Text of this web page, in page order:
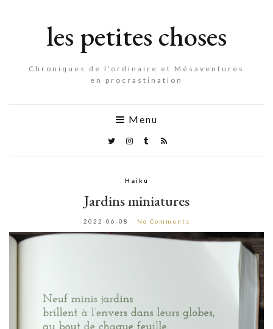
les petites choses
Chroniques de l'ordinaire et Mésaventures
en procrastination
Menu
Haiku
Jardins miniatures
2022-06-08 No Comments